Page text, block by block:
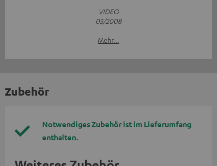
VIDEO
03/2008
Mehr...
Zubehör
Notwendiges Zubehör ist im Lieferumfang
enthalten.